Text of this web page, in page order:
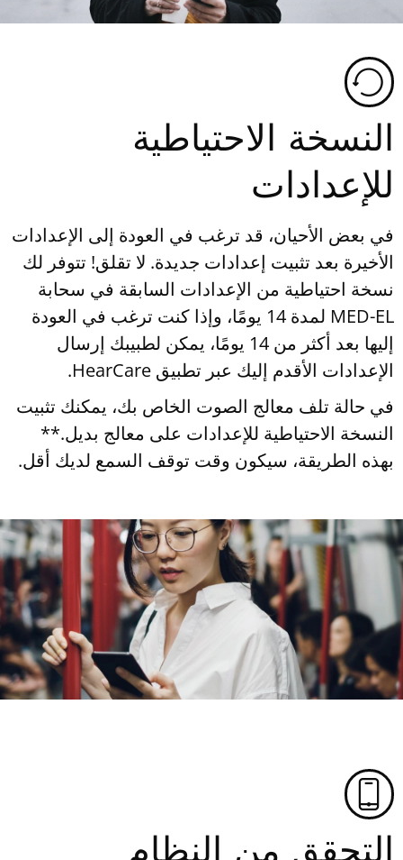
النسخة الاحتياطية
للإعدادات
في بعض الأحيان، قد ترغب في العودة إلى الإعدادات
الأخيرة بعد تثبيت إعدادات جديدة. لا تقلق! تتوفر لك
نسخة احتياطية من الإعدادات السابقة في سحابة
MED-EL لمدة 14 يومًا، وإذا كنت ترغب في العودة
إليها بعد أكثر من 14 يومًا، يمكن لطبيبك إرسال
الإعدادات الأقدم إليك عبر تطبيق HearCare.
في حالة تلف معالج الصوت الخاص بك، يمكنك تثبيت
النسخة الاحتياطية للإعدادات على معالج بديل.**
بهذه الطريقة، سيكون وقت توقف السمع لديك أقل.